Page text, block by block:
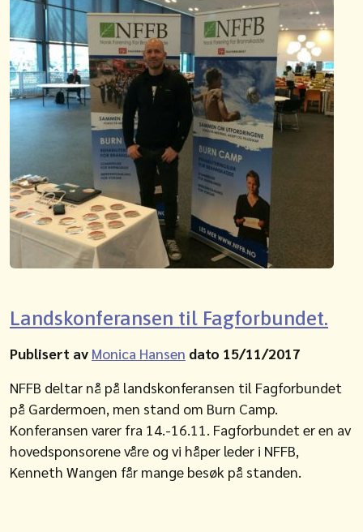
Landskonferansen til Fagforbundet.
Publisert av Monica Hansen dato 15/11/2017
NFFB deltar nå på landskonferansen til Fagforbundet
på Gardermoen, men stand om Burn Camp.
Konferansen varer fra 14.-16.11. Fagforbundet er en av
hovedsponsorene våre og vi håper leder i NFFB,
Kenneth Wangen får mange besøk på standen.